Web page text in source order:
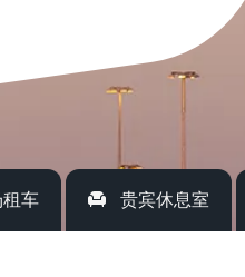
车 贵宾休息室